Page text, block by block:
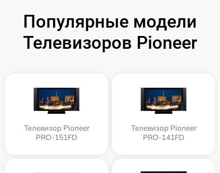
Популярные модели
Телевизоров Pioneer
Телевизор Pioneer
PRO-151FD
Телевизор Pioneer
PRO-141FD